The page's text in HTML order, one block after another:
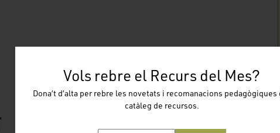
Vols rebre el Recurs del Mes?
Dona’t d’alta per rebre les novetats i recomanacions pedagògiques
catàleg de recursos.
FORMULARI SOL.LICITUD